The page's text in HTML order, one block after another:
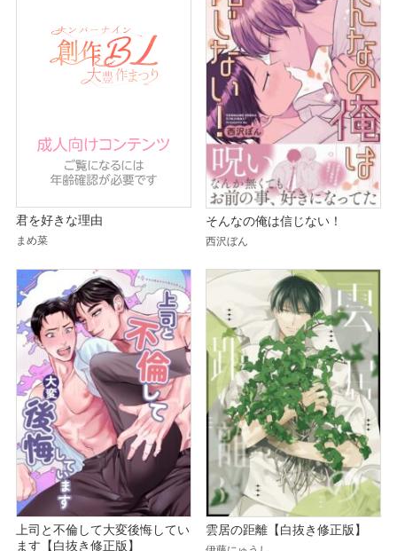
君を好きな理由
まめ菜
そんなの俺は信じない！
西沢ぼん
上司と不倫して大変後悔してい
ます【白抜き修正版】
雲居の距離【白抜き修正版】